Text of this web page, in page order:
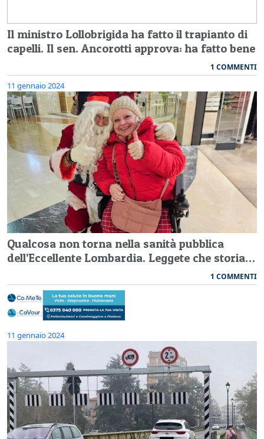
Il ministro Lollobrigida ha fatto il trapianto di
capelli. Il sen. Ancorotti approva: ha fatto bene
1 COMMENTI
11 gennaio 2024
Qualcosa non torna nella sanità pubblica
dell’Eccellente Lombardia. Leggete che storia…
1 COMMENTI
11 gennaio 2024